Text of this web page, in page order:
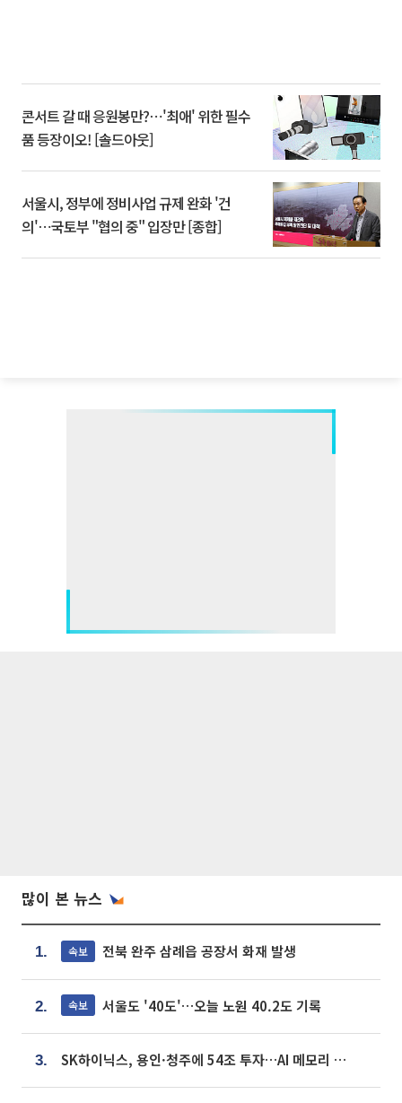
콘서트 갈 때 응원봉만?⋯'최애' 위한 필수
품 등장이오! [솔드아웃]
서울시, 정부에 정비사업 규제 완화 '건
의'⋯국토부 "협의 중" 입장만 [종합]
많이 본 뉴스
1. 속보 전북 완주 삼례읍 공장서 화재 발생
2. 속보 서울도 '40도'…오늘 노원 40.2도 기록
3. SK하이닉스, 용인·청주에 54조 투자…AI 메모리 생산기지 키운다